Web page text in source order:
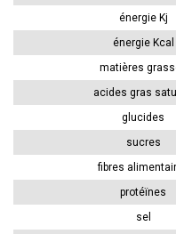
énergie Kj
énergie Kcal
matières
acides gras
glucides
sucres
fibres
protéïnes
sel